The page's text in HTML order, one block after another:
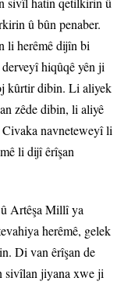
û bûn penaber.
li herêmê dijîn bi
hiqûqê yên ji
kûrtir dibin. Li aliyek
zêde dibin, li aliyê
navneteweyî li
li dijî êrîşan
Artêşa Millî ya
herêmê, gelek
Di van êrîşan de
sivîlan jiyana xwe ji